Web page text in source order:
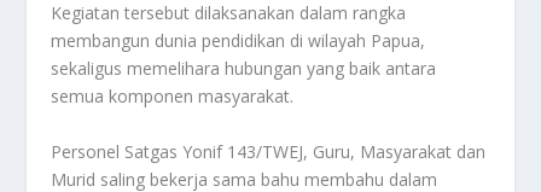
Kegiatan tersebut dilaksanakan dalam rangka
membangun dunia pendidikan di wilayah Papua,
sekaligus memelihara hubungan yang baik antara
semua komponen masyarakat.
Personel Satgas Yonif 143/TWEJ, Guru, Masyarakat dan
Murid saling bekerja sama bahu membahu dalam